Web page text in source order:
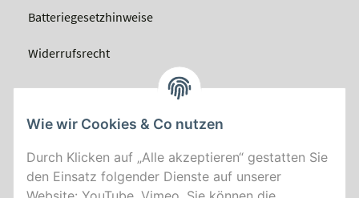
Batteriegesetzhinweise
Widerrufsrecht
Wie wir Cookies & Co nutzen
Durch Klicken auf „Alle akzeptieren“ gestatten Sie
den Einsatz folgender Dienste auf unserer